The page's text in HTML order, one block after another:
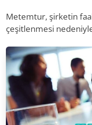
Metemtur, şirketin
çeşitlenmesi